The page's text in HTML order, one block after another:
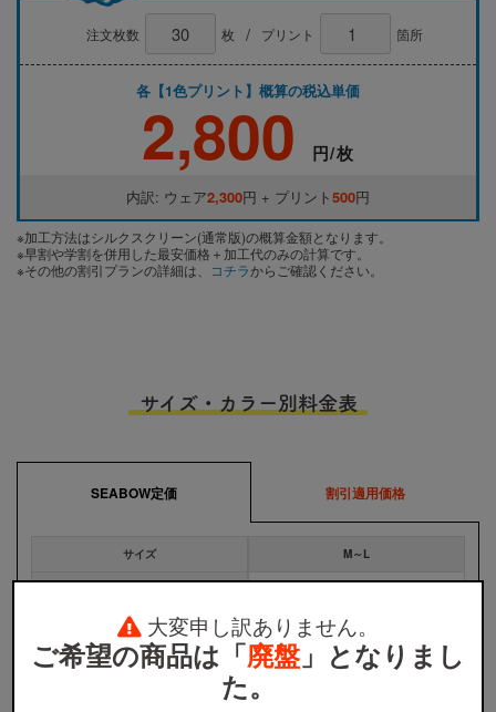
注文枚数 枚 / プリント 箇所
各【1色プリント】概算の税込単価
2,800 円/枚
内訳: ウェア2,300円 + プリント500円
※加工方法はシルクスクリーン(通常版)の概算金額となります。
※早割や学割を併用した最安価格＋加工代のみの計算です。
※その他の割引プランの詳細は、
コチラからご確認ください。
サイズ・カラー別料金表
SEABOW定価 割引適用価格
サイズ M～L
ウェア本体の税込価格です。プリント代金、送料などは含まれません。
割引適用価格は、早割と学割を併用した場合のウェア本体の単価となります。詳しくは 割引プランか
無地注文、バッグ・タオル・キャップ等は、割引の対象外です。
大変申し訳ありません。
ご希望の商品は「廃盤」となりまし
た。